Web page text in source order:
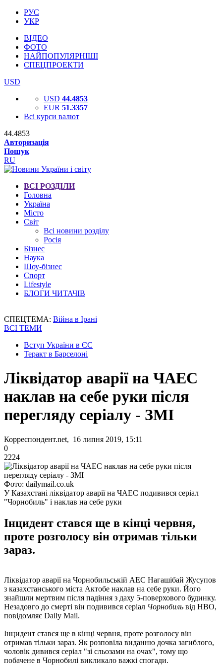
РУС
УКР
ВІДЕО
ФОТО
НАЙПОПУЛЯРНІШІ
СПЕЦПРОЕКТИ
USD
USD 44.4853
EUR 51.3357
Всі курси валют
44.4853
Авторизація
Пошук
RU
ВСІ РОЗДІЛИ
Головна
Україна
Місто
Світ
Всі новини розділу
Росія
Бізнес
Наука
Шоу-бізнес
Спорт
Lifestyle
БЛОГИ ЧИТАЧІВ
СПЕЦТЕМА: Війна в Ірані
ВСІ ТЕМИ
Вступ України в ЄС
Теракт в Барселоні
Ліквідатор аварії на ЧАЕС
наклав на себе руки після
перегляду серіалу - ЗМІ
Корреспондент.net, 16 липня 2019, 15:11
0
2224
Фото: dailymail.co.uk
У Казахстані ліквідатор аварії на ЧАЕС подивився серіал
"Чорнобиль" і наклав на себе руки
Інцидент стався ще в кінці червня,
проте розголосу він отримав тільки
зараз.
Ліквідатор аварії на Чорнобильській АЕС Нагашібай Жусупов
з казахстанського міста Актобе наклав на себе руки. Його
знайшли мертвим після падіння з даху 5-поверхового будинку.
Незадовго до смерті він подивився серіал Чорнобиль від HBO,
повідомляє Daily Mail.
Інцидент стався ще в кінці червня, проте розголосу він
отримав тільки зараз. Як розповіла виданню дочка загиблого,
чоловік дивився серіал "зі сльозами на очах", тому що
побачене в Чорнобилі викликало важкі спогади.